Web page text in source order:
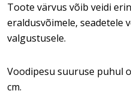
Toote värvus võib veidi
eraldusvõimele, seadetele
valgustusele.
Voodipesu suuruse puhul
cm.